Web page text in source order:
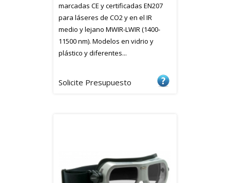
marcadas CE y certificadas EN207
para láseres de CO2 y en el IR
medio y lejano MWIR-LWIR (1400-
11500 nm). Modelos en vidrio y
plástico y diferentes...
Solicite Presupuesto